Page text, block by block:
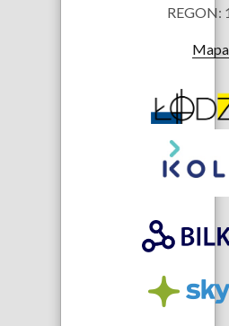
REGON:
Partnerzy